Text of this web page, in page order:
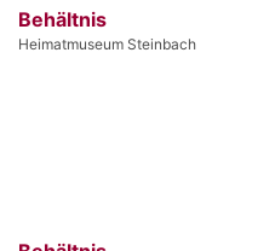
Behältnis
Heimatmuseum Steinbach